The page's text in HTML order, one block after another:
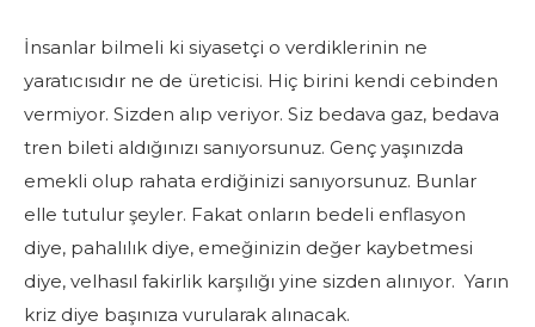
İnsanlar bilmeli ki siyasetçi o verdiklerinin ne
yaratıcısıdır ne de üreticisi. Hiç birini kendi cebinden
vermiyor. Sizden alıp veriyor. Siz bedava gaz, bedava
tren bileti aldığınızı sanıyorsunuz. Genç yaşınızda
emekli olup rahata erdiğinizi sanıyorsunuz. Bunlar
elle tutulur şeyler. Fakat onların bedeli enflasyon
diye, pahalılık diye, emeğinizin değer kaybetmesi
diye, velhasıl fakirlik karşılığı yine sizden alınıyor. Yarın
kriz diye başınıza vurularak alınacak.